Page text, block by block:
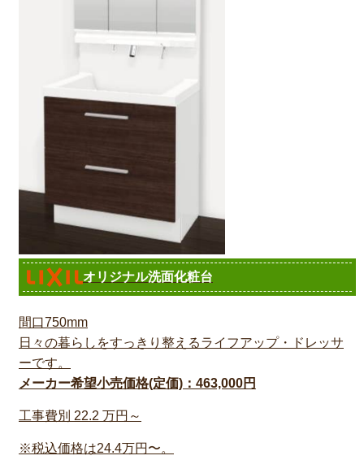
オリジナル洗面化粧台
間口750mm
日々の暮らしをすっきり整えるライフアップ・ドレッサ
ーです。
メーカー希望小売価格(定価)：463,000円
工事費別 22.2 万円～
※税込価格は24.4万円〜。